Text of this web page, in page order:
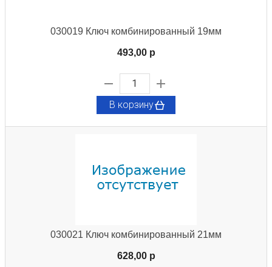
030019 Ключ комбинированный 19мм
493,00 p
В корзину
030021 Ключ комбинированный 21мм
628,00 p